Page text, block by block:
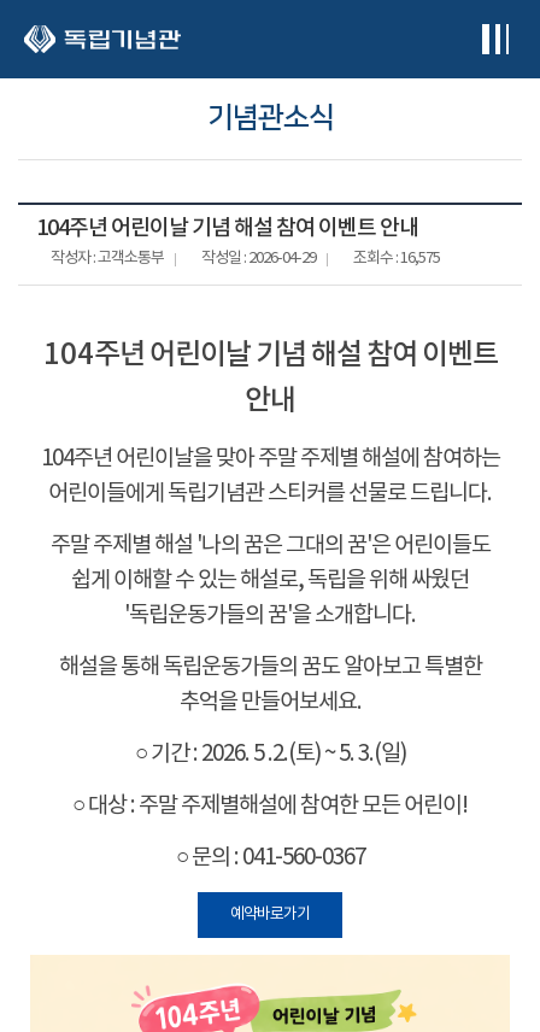
기념관소식
104주년 어린이날 기념 해설 참여 이벤트 안내
작성자 : 고객소통부 작성일 : 2026-04-29 조회수 : 16,575
104주년 어린이날 기념 해설 참여 이벤트
안내
104주년 어린이날을 맞아 주말 주제별 해설에 참여하는
어린이들에게 독립기념관 스티커를 선물로 드립니다.
주말 주제별 해설 '나의 꿈은 그대의 꿈'은 어린이들도
쉽게 이해할 수 있는 해설로,독립을 위해 싸웠던
'독립운동가들의 꿈'을 소개합니다.
해설을 통해 독립운동가들의 꿈도 알아보고 특별한
추억을 만들어보세요.
○기간: 2026. 5 .2.(토) ~ 5. 3.(일)
○대상: 주말 주제별해설에 참여한 모든 어린이 !
○문의 : 041-560-0367
예약바로가기